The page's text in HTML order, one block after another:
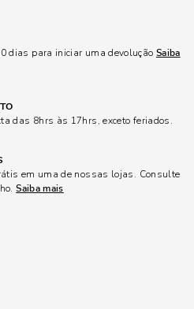
dias para iniciar uma devolução Saiba
das 8hrs às 17hrs, exceto feriados.
em uma de nossas lojas. Consulte
Saiba mais